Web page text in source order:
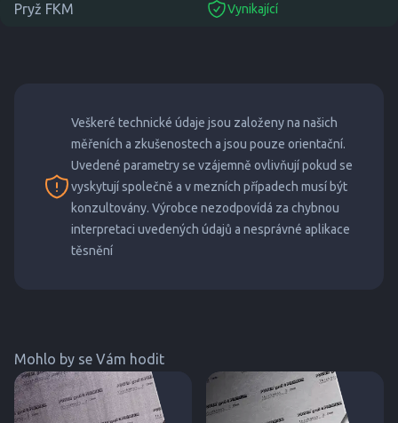
Pryž FKM Vynikající
suitable
Veškeré technické údaje jsou založeny na našich
měřeních a zkušenostech a jsou pouze orientační.
Uvedené parametry se vzájemně ovlivňují pokud se
vyskytují společně a v mezních případech musí být
konzultovány. Výrobce nezodpovídá za chybnou
interpretaci uvedených údajů a nesprávné aplikace
těsnění
Mohlo by se Vám hodit